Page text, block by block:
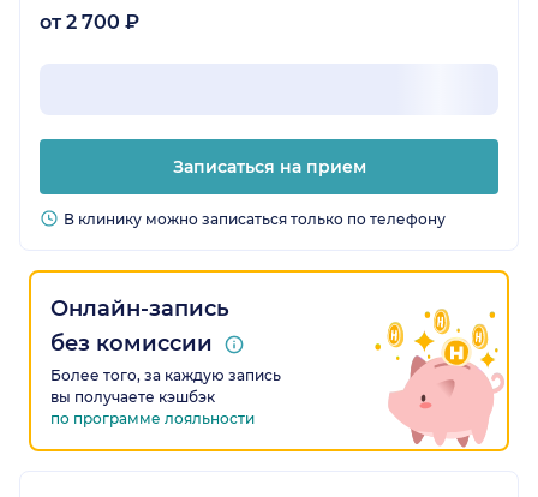
от 2 700 ₽
Записаться на прием
В клинику можно записаться только по телефону
Онлайн-запись
без комиссии
Более того, за каждую запись
вы получаете кэшбэк
по программе лояльности